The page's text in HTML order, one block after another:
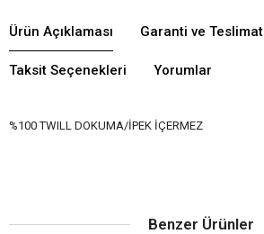
Ürün Açıklaması Garanti ve Teslimat
Taksit Seçenekleri Yorumlar
%100 TWILL DOKUMA/İPEK İÇERMEZ
Benzer Ürünler